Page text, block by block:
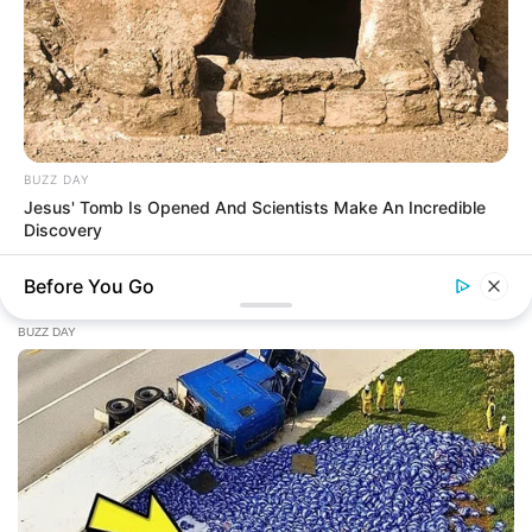
BUZZ DAY
Jesus' Tomb Is Opened And Scientists Make An Incredible
Discovery
Before You Go